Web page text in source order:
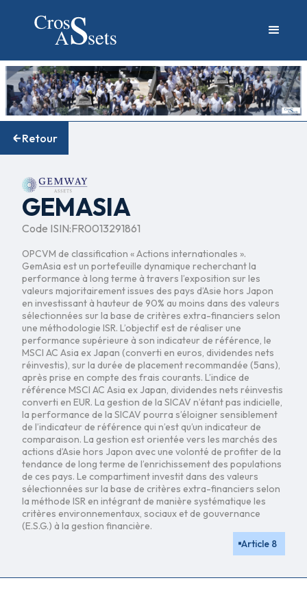
Retour
GEMASIA
Code ISIN:FR0013291861
OPCVM de classification « Actions internationales ».
GemAsia est un portefeuille dynamique recherchant la
performance à long terme à travers l’exposition sur les
valeurs majoritairement issues des pays d’Asie hors Japon
en investissant à hauteur de 90% au moins dans des valeurs
sélectionnées sur la base de critères extra-financiers selon
une méthodologie ISR. L’objectif est de réaliser une
performance supérieure à son indicateur de référence, le
MSCI AC Asia ex Japan (converti en euros, dividendes nets
réinvestis), sur la durée de placement recommandée (5ans),
après prise en compte des frais courants. L’indice de
référence MSCI AC Asia ex Japan, dividendes nets réinvestis
converti en EUR. La gestion de la SICAV n’étant pas indicielle,
la performance de la SICAV pourra s’éloigner sensiblement
de l’indicateur de référence qui n’est qu’un indicateur de
comparaison. La gestion est orientée vers les marchés des
actions d’Asie hors Japon avec une volonté de profiter de la
tendance de long terme de l’enrichissement des populations
de ces pays. Le compartiment investit dans des valeurs
sélectionnées sur la base de critères extra-financiers selon
la méthode ISR en intégrant de manière systématique les
critères environnementaux, sociaux et de gouvernance
(E.S.G.) à la gestion financière.
Article 8